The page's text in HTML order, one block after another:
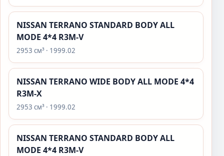
NISSAN TERRANO STANDARD BODY ALL
MODE 4*4 R3M-V
2953 см³ · 1999.02
NISSAN TERRANO WIDE BODY ALL MODE 4*4
R3M-X
2953 см³ · 1999.02
NISSAN TERRANO STANDARD BODY ALL
MODE 4*4 R3M-V